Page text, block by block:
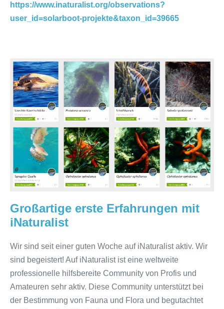
https://www.inaturalist.org/observations?
user_id=solarboot-projekte&taxon_id=39665
Großartige
erste
Erfahrungen
mit
iNaturalist
Großartige erste Erfahrungen mit
iNaturalist
Wir sind seit einer guten Woche auf iNaturalist aktiv. Wir
sind begeistert! Auf iNaturalist ist eine weltweite
professionelle hilfsbereite Community von Profis und
Amateuren sehr aktiv. Diese Community unterstützt bei
der Bestimmung von Fauna und Flora und begutachtet